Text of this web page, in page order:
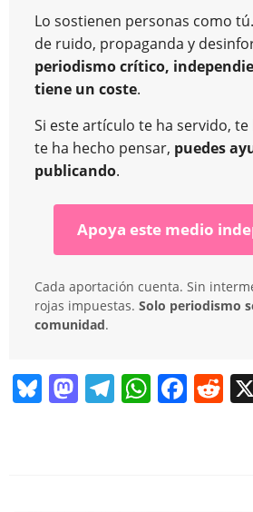
Lo sostienen personas como
de ruido, propaganda y
periodismo crítico,
tiene un coste.
Si este artículo te ha servido,
te ha hecho pensar, puedes
publicando.
Apoya este medio
Cada aportación cuenta. Sin
rojas impuestas. Solo periodismo
comunidad.
Bl
y
M
d
T
a
W
A
F
b
R
t